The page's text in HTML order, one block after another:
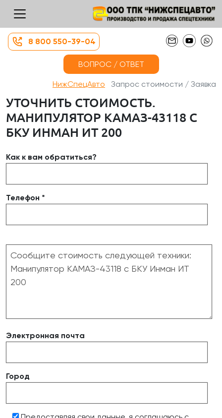
8 800 550-39-04
ВОПРОС / ОТВЕТ
НижСпецАвто Запрос стоимости / Заявка
УТОЧНИТЬ СТОИМОСТЬ.
МАНИПУЛЯТОР КАМАЗ-43118 С
БКУ ИНМАН ИТ 200​
Как к вам обратиться?
Телефон *
Электронная почта
Город